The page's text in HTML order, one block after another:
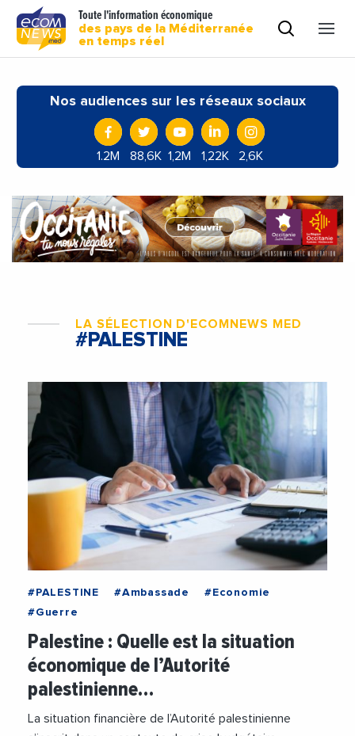
Toute l'information économique
des pays de la Méditerranée
en temps réel
Nos audiences sur les réseaux sociaux
1.2M 88,6K 1,2M 1,22K 2,6K
LA SÉLECTION D'ECOMNEWS MED
#PALESTINE
#PALESTINE #Ambassade
#Economie
#Guerre
Palestine : Quelle est la situation
économique de l’Autorité
palestinienne…
La situation financière de l’Autorité palestinienne